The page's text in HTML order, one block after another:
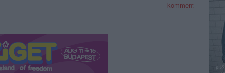
komment